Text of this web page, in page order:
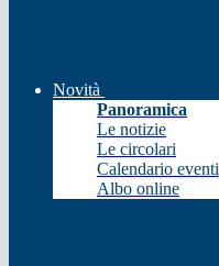
Novità
Panoramica
Le notizie
Le circolari
Calendario eventi
Albo online